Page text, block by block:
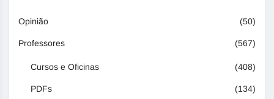
Opinião (50)
Professores (567)
Cursos e Oficinas (408)
PDFs (134)